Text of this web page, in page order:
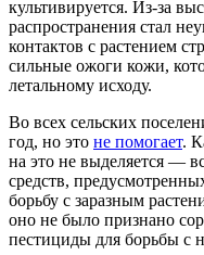
культивируется. Из-за
распространения стал
контактов с растением
сильные ожоги кожи,
летальному исходу.
Во всех сельских
год, но это не помогает.
на это не выделяется —
средств,
борьбу с заразным
оно не было признано
пестициды для борьбы с